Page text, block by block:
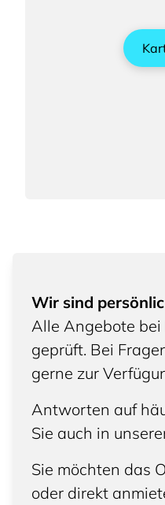
Wir sind
Alle Angebote
geprüft. Bei
gerne zur
Antworten auf
Sie auch in
Sie möchten das
oder direkt